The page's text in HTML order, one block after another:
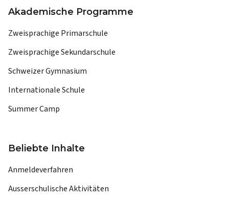
Akademische Programme
Zweisprachige Primarschule
Zweisprachige Sekundarschule
Schweizer Gymnasium
Internationale Schule
Summer Camp
Beliebte Inhalte
Anmeldeverfahren
Ausserschulische Aktivitäten